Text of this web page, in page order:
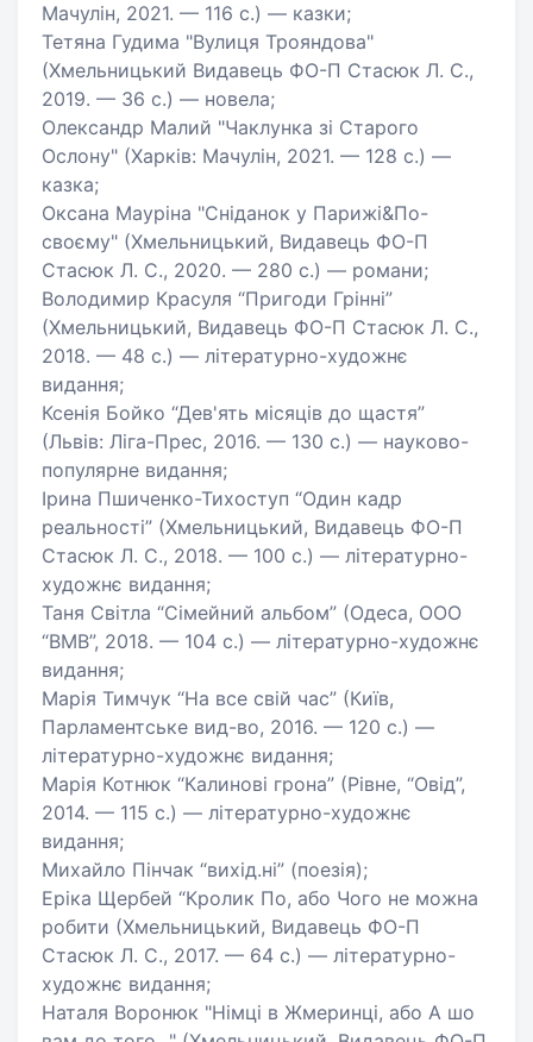
Мачулін, 2021. — 116 с.) — казки;
Тетяна Гудима "Вулиця Трояндова"
(Хмельницький Видавець ФО-П Стасюк Л. С.,
2019. — 36 с.) — новела;
Олександр Малий "Чаклунка зі Старого
Ослону" (Харків: Мачулін, 2021. — 128 с.) —
казка;
Оксана Мауріна "Сніданок у Парижі&По-
своєму" (Хмельницький, Видавець ФО-П
Стасюк Л. С., 2020. — 280 с.) — романи;
Володимир Красуля “Пригоди Грінні”
(Хмельницький, Видавець ФО-П Стасюк Л. С.,
2018. — 48 с.) — літературно-художнє
видання;
Ксенія Бойко “Дев'ять місяців до щастя”
(Львів: Ліга-Прес, 2016. — 130 с.) — науково-
популярне видання;
Ірина Пшиченко-Тихоступ “Один кадр
реальності” (Хмельницький, Видавець ФО-П
Стасюк Л. С., 2018. — 100 с.) — літературно-
художнє видання;
Таня Світла “Сімейний альбом” (Одеса, ООО
“ВМВ”, 2018. — 104 с.) — літературно-художнє
видання;
Марія Тимчук “На все свій час” (Київ,
Парламентське вид-во, 2016. — 120 с.) —
літературно-художнє видання;
Марія Котнюк “Калинові грона” (Рівне, “Овід”,
2014. — 115 с.) — літературно-художнє
видання;
Михайло Пінчак “вихід.ні” (поезія);
Еріка Щербей “Кролик По, або Чого не можна
робити (Хмельницький, Видавець ФО-П
Стасюк Л. С., 2017. — 64 с.) — літературно-
художнє видання;
Наталя Воронюк "Німці в Жмеринці, або А шо